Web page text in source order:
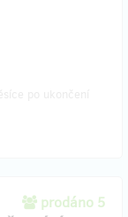
prodáno 5